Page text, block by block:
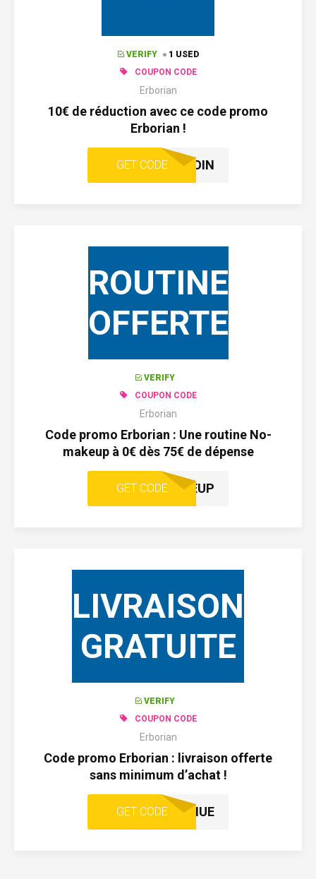
VERIFY
1 USED
COUPON CODE
Erborian
10€ de réduction avec ce code promo
Erborian !
GET CODE SOIN
ROUTINE
OFFERTE
VERIFY
COUPON CODE
Erborian
Code promo Erborian : Une routine No-
makeup à 0€ dès 75€ de dépense
GET CODENOMAKEUP
LIVRAISON
GRATUITE
VERIFY
COUPON CODE
Erborian
Code promo Erborian : livraison offerte
sans minimum d’achat !
GET CODEBIENVENUE